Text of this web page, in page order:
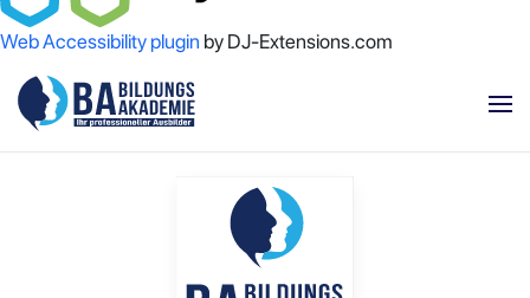
Web Accessibility plugin by DJ-Extensions.com